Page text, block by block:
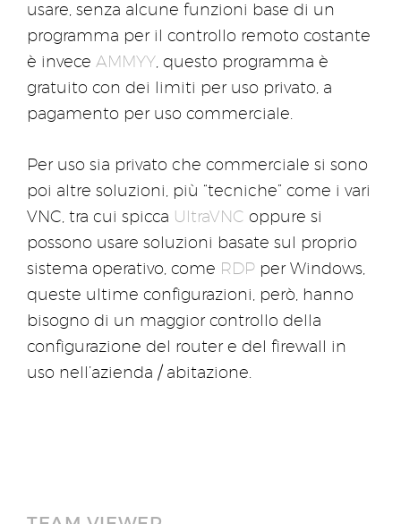
usare, senza alcune funzioni base di un
programma per il controllo remoto costante
è invece AMMYY , questo programma è
gratuito con dei limiti per uso privato, a
pagamento per uso commerciale.
Per uso sia privato che commerciale si sono
poi altre soluzioni, più “tecniche” come i vari
VNC, tra cui spicca UltraVNC oppure si
possono usare soluzioni basate sul proprio
sistema operativo, come RDP per Windows,
queste ultime configurazioni, però, hanno
bisogno di un maggior controllo della
configurazione del router e del firewall in
uso nell’azienda / abitazione.